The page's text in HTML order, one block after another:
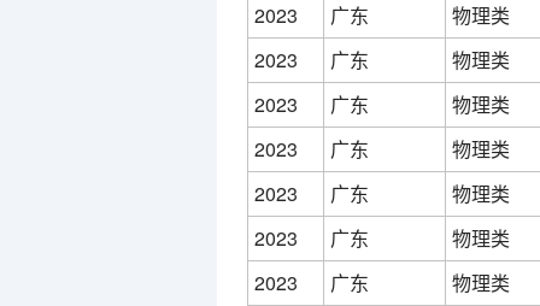
2023
广东
物理类
2023
广东
物理类
2023
广东
物理类
2023
广东
物理类
2023
广东
物理类
2023
广东
物理类
2023
广东
物理类